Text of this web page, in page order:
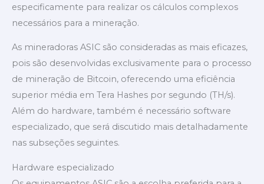
especificamente para realizar os cálculos complexos
necessários para a mineração.
As mineradoras ASIC são consideradas as mais eficazes,
pois são desenvolvidas exclusivamente para o processo
de mineração de Bitcoin, oferecendo uma eficiência
superior média em Tera Hashes por segundo (TH/s).
Além do hardware, também é necessário software
especializado, que será discutido mais detalhadamente
nas subseções seguintes.
Hardware especializado